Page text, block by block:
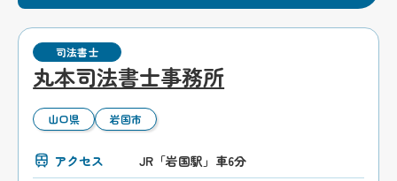
司法書士
丸本司法書士事務所
山口県 岩国市
アクセス JR「岩国駅」車6分